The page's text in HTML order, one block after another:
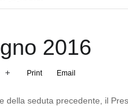
2016
Print Email
della seduta precedente, il